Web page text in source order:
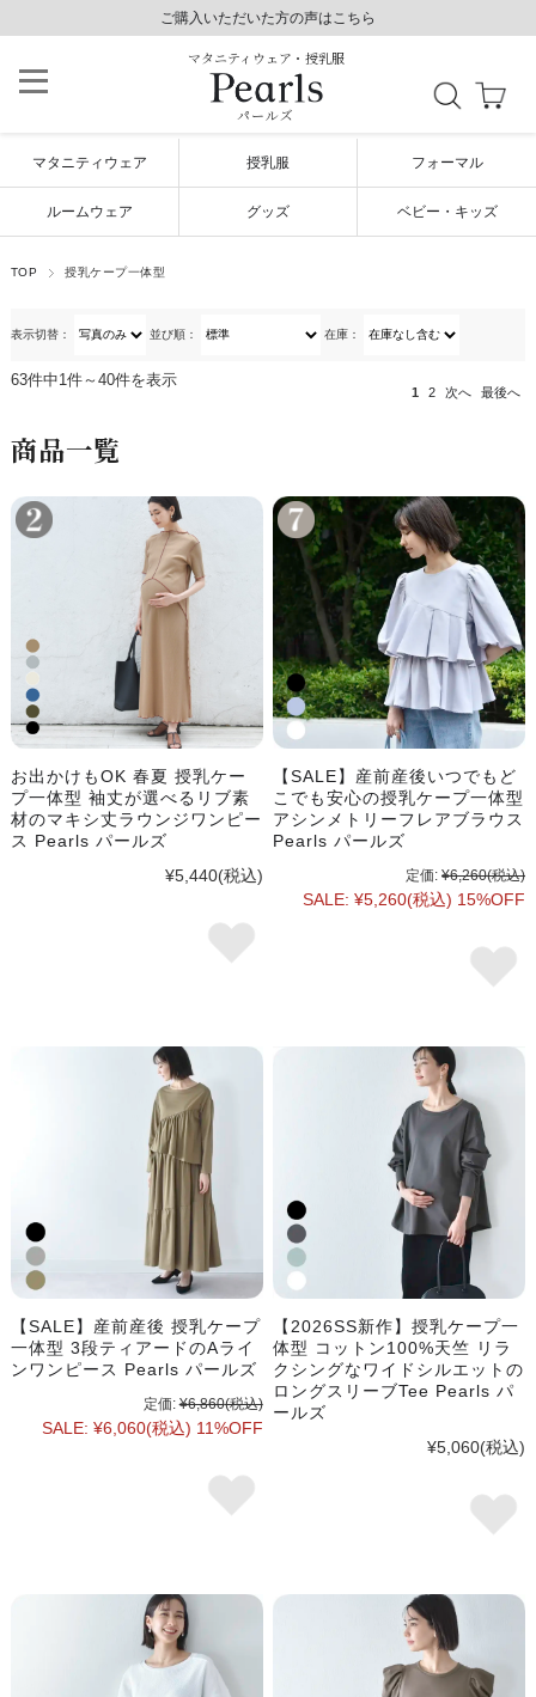
ご購入いただいた方の声はこちら
8,800円以上で送料無料/毎日発送（年末年始除く）
ご購入いただいた方の声はこちら
マタニティウェア・授乳服
パールズ
マタニティウェア 授乳服 フォーマル
ルームウェア グッズ ベビー・キッズ
TOP 授乳ケープ一体型
表示切替： 並び順： 在庫：
63件中1件～40件を表示
1 2 次へ 最後へ
商品一覧
お出かけもOK 春夏 授乳ケー
プ一体型 袖丈が選べるリブ素
材のマキシ丈ラウンジワンピー
ス Pearls パールズ
¥5,440(税込)
【SALE】産前産後いつでもど
こでも安心の授乳ケープ一体型
アシンメトリーフレアブラウス
Pearls パールズ
定価: ¥6,260(税込)
SALE: ¥5,260(税込) 15%OFF
【SALE】産前産後 授乳ケープ
一体型 3段ティアードのAライ
ンワンピース Pearls パールズ
定価: ¥6,860(税込)
SALE: ¥6,060(税込) 11%OFF
【2026SS新作】授乳ケープ一
体型 コットン100%天竺 リラ
クシングなワイドシルエットの
ロングスリーブTee Pearls パ
ールズ
¥5,060(税込)